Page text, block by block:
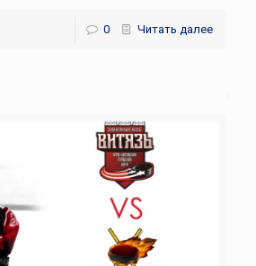
0 Читать далее